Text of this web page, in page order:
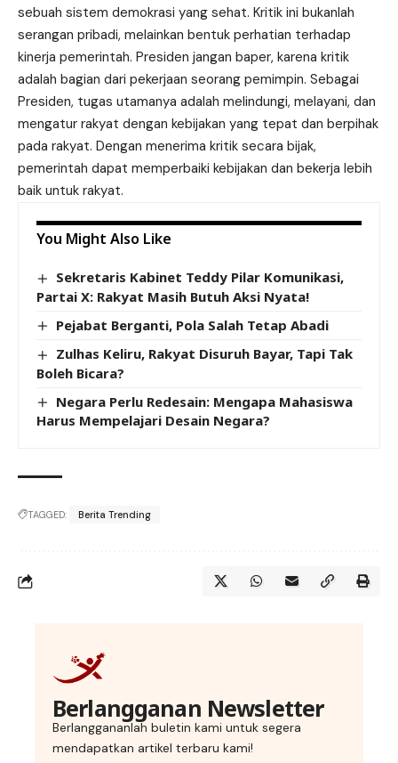
sebuah sistem demokrasi yang sehat. Kritik ini bukanlah
serangan pribadi, melainkan bentuk perhatian terhadap
kinerja pemerintah. Presiden jangan baper, karena kritik
adalah bagian dari pekerjaan seorang pemimpin. Sebagai
Presiden, tugas utamanya adalah melindungi, melayani, dan
mengatur rakyat dengan kebijakan yang tepat dan berpihak
pada rakyat. Dengan menerima kritik secara bijak,
pemerintah dapat memperbaiki kebijakan dan bekerja lebih
baik untuk rakyat.
You Might Also Like
Sekretaris Kabinet Teddy Pilar Komunikasi,
Partai X: Rakyat Masih Butuh Aksi Nyata!
Pejabat Berganti, Pola Salah Tetap Abadi
Zulhas Keliru, Rakyat Disuruh Bayar, Tapi Tak
Boleh Bicara?
Negara Perlu Redesain: Mengapa Mahasiswa
Harus Mempelajari Desain Negara?
TAGGED: Berita Trending
Berlangganan Newsletter
Berlanggananlah buletin kami untuk segera
mendapatkan artikel terbaru kami!